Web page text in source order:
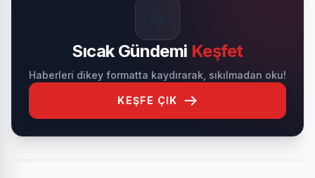
Sıcak Gündemi Keşfet
Haberleri dikey formatta kaydırarak, sıkılmadan oku!
KEŞFE ÇIK